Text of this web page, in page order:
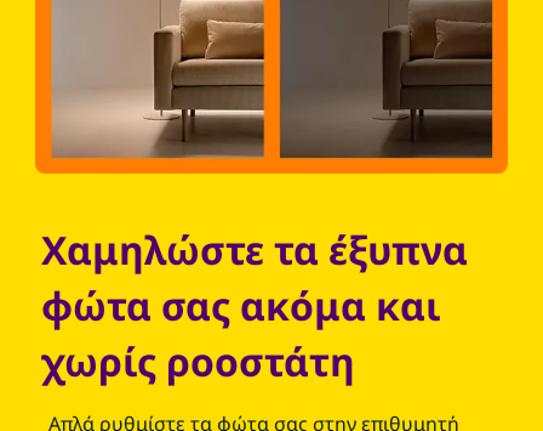
Χαμηλώστε τα έξυπνα
φώτα σας ακόμα και
χωρίς ροοστάτη
Απλά ρυθμίστε τα φώτα σας στην επιθυμητή